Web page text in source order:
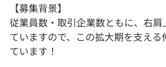
【募集背景】
従業員数・取引企業数ともに、右
ていますので、この拡大期を支え
ています！